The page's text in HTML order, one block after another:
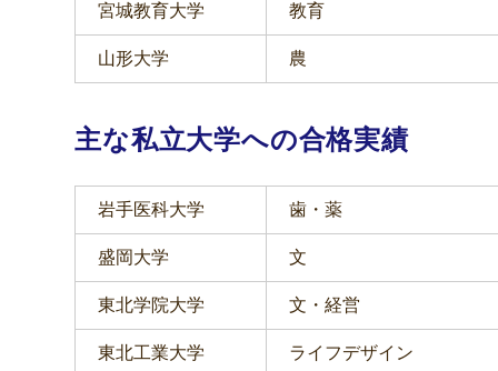
宮城教育大学 教育
山形大学 農
主な私立大学への合格実績
岩手医科大学 歯・薬
盛岡大学 文
東北学院大学 文・経営
東北工業大学 ライフデザイン